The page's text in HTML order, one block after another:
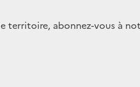
territoire, abonnez-vous à